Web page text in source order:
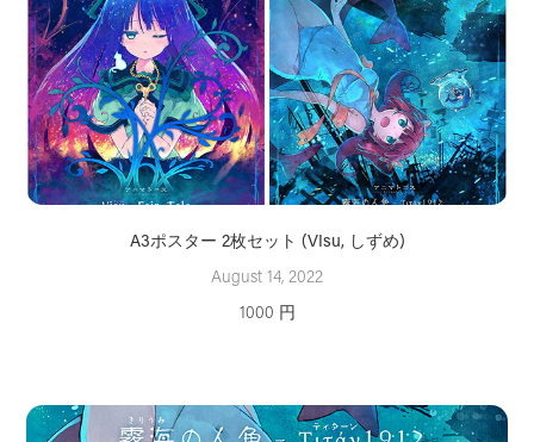
A3ポスター 2枚セット (VIsu, しずめ)
August 14, 2022
1000 円